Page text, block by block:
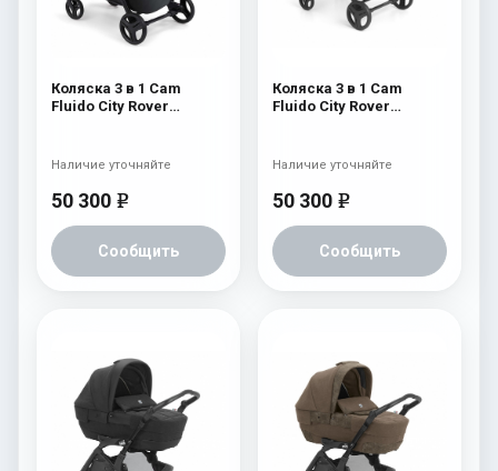
Коляска 3 в 1 Cam
Fluido City Rover
50 300 e
Сообщить
Наличие уточняйте
Коляска 3 в 1 Cam
Fluido City Rover
50 300 e
Сообщить
Наличие уточняйте